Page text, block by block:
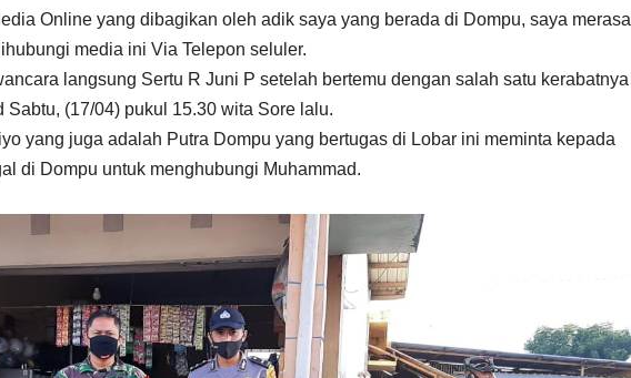
Online yang dibagikan oleh adik saya yang berada di Dompu, saya merasa
media ini Via Telepon seluler.
langsung Sertu R Juni P setelah bertemu dengan salah satu kerabatnya
(17/04) pukul 15.30 wita Sore lalu.
yang juga adalah Putra Dompu yang bertugas di Lobar ini meminta kepada
di Dompu untuk menghubungi Muhammad.